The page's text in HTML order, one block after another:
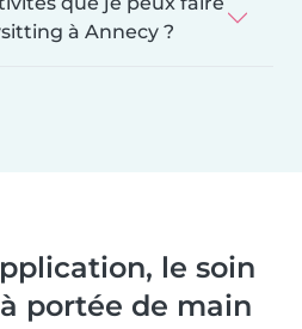
à Annecy ?
le soin
portée de main